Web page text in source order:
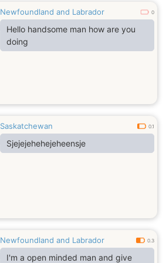
Newfoundland and Labrador 0
Hello handsome man how are you
doing
Saskatchewan 0.1
Sjejejehehejeheensje
Newfoundland and Labrador 0.3
I'm a open minded man and give